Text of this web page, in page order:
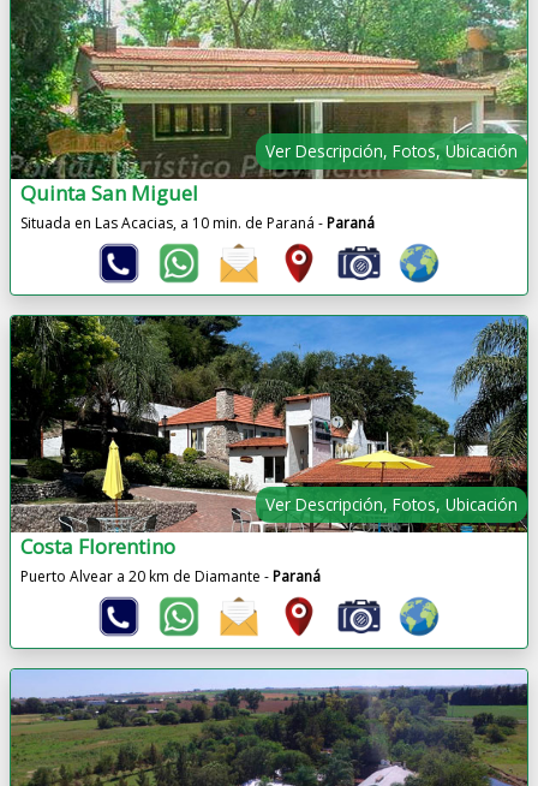
Ver Descripción, Fotos, Ubicación
Quinta San Miguel
Situada en Las Acacias, a 10 min. de Paraná -Paraná
Ver Descripción, Fotos, Ubicación
Costa Florentino
Puerto Alvear a 20 km de Diamante -Paraná